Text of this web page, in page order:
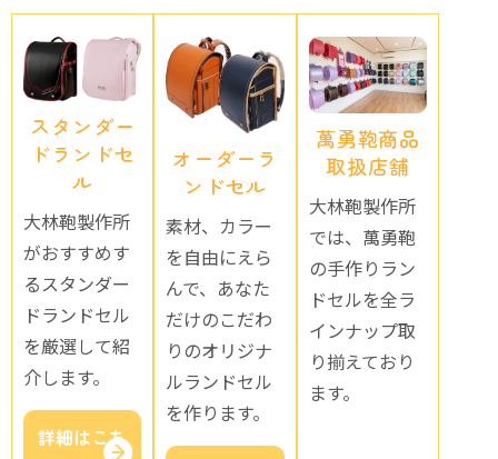
スタンダー
ドランドセ
ル
大林鞄製作所
がおすすめす
るスタンダー
ドランドセル
を厳選して紹
介します。
詳細はこち
オーダーラ
ンドセル
素材、カラー
を自由にえら
んで、あなた
だけのこだわ
りのオリジナ
ルランドセル
を作ります。
萬勇鞄商品
取扱店舗
大林鞄製作所
では、萬勇鞄
の手作りラン
ドセルを全ラ
インナップ取
り揃えており
ます。